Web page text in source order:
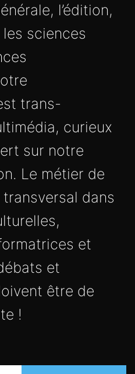
l’édition,
les sciences
trans-
curieux
sur notre
Le métier de
dans
et
et
être de
!